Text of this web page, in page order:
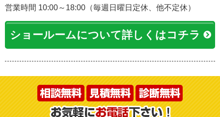
営業時間 10:00～18:00（毎週日曜日定休、他不定休）
ショールームについて詳しくはコチラ